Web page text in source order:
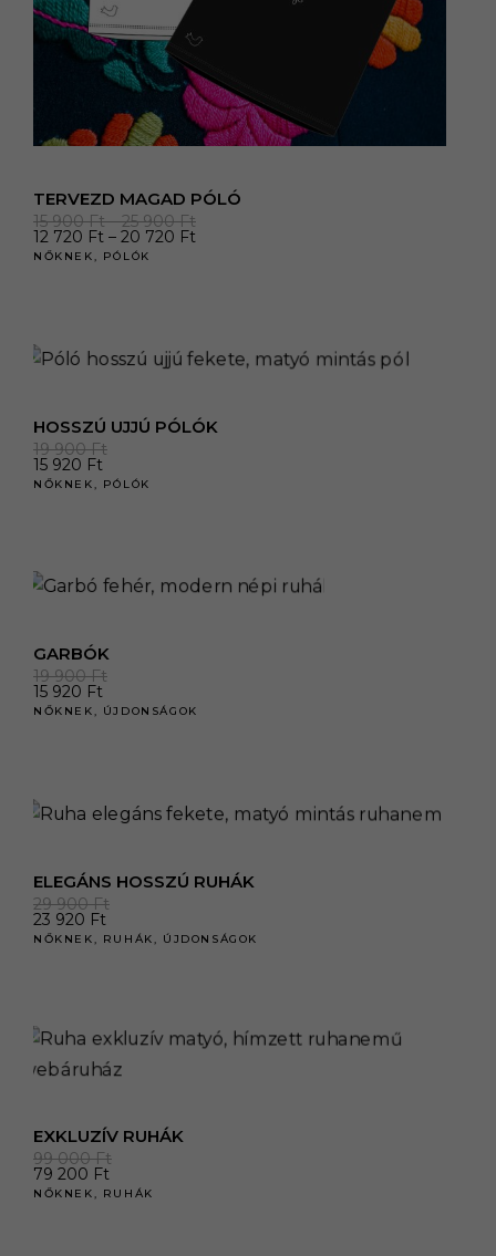
TERVEZD MAGAD PÓLÓ
15 900Ft – 25 900FtÁrtartomány:
12 720 Ft – 20 720 Ft
NŐKNEK, PÓLÓK
HOSSZÚ UJJÚ PÓLÓK
19 900Ft
15 920 Ft
NŐKNEK PÓLÓK
GARBÓK
19 900Ft
15 920 Ft
NŐKNEK, ÚJDONSÁGOK
ELEGÁNS HOSSZÚ RUHÁK
29 900Ft
23 920 Ft
NŐKNEK, RUHÁK, ÚJDONSÁGOK
EXKLUZÍV RUHÁK
99 000Ft
79 200 Ft
NŐKNEK, RUHÁK